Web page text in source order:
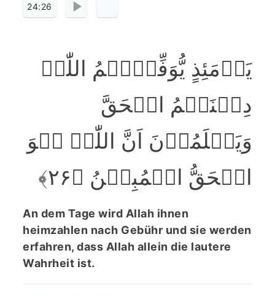
24:26
یَوۡمَئِذٍ یُّوَفِّیۡہِمُ اللّٰہُ
دِیۡنَہُمُ الۡحَقَّ
وَیَعۡلَمُوۡنَ اَنَّ اللّٰہَ ہُوَ
الۡحَقُّ الۡمُبِیۡنُ ﴿۲۶﴾
An dem Tage wird Allah ihnen
heimzahlen nach Gebühr und sie werden
erfahren, dass Allah allein die lautere
Wahrheit ist.